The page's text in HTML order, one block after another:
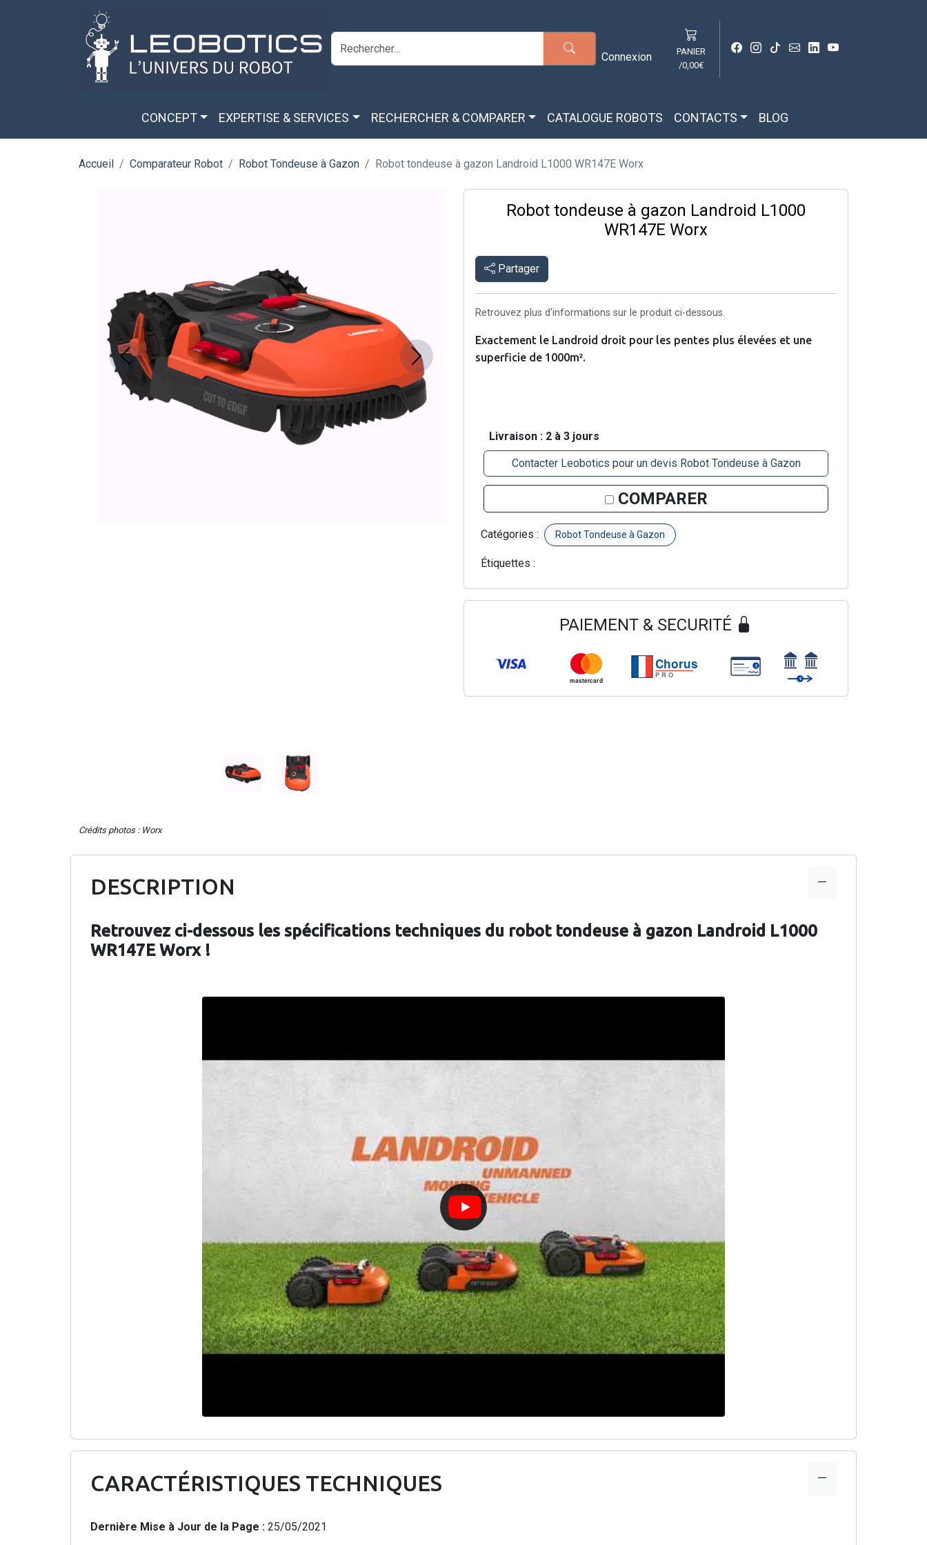
Aller au contenu principal
Connexion
PANIER
/0,00€
CONCEPT EXPERTISE & SERVICES RECHERCHER & COMPARER CATALOGUE ROBOTS CONTACTS BLOG
Accueil Comparateur Robot Robot Tondeuse à Gazon Robot tondeuse à gazon Landroid L1000 WR147E Worx
Previous Next
Crédits photos : Worx
Robot tondeuse à gazon Landroid L1000
WR147E Worx
Partager
Retrouvez plus d'informations sur le produit ci-dessous.
Exactement le Landroid droit pour les pentes plus élevées et une
superficie de 1000m².
Livraison : 2 à 3 jours
Contacter Leobotics pour un devis Robot Tondeuse à Gazon
COMPARER
Catégories : Robot Tondeuse à Gazon
Étiquettes :
PAIEMENT & SECURITÉ
mastercard
Chorus
PRO
€
€
DESCRIPTION
Retrouvez ci-dessous les spécifications techniques du robot tondeuse à gazon Landroid L1000
WR147E Worx !
CARACTÉRISTIQUES TECHNIQUES
Dernière Mise à Jour de la Page : 25/05/2021
Panneau de gestion des cookies